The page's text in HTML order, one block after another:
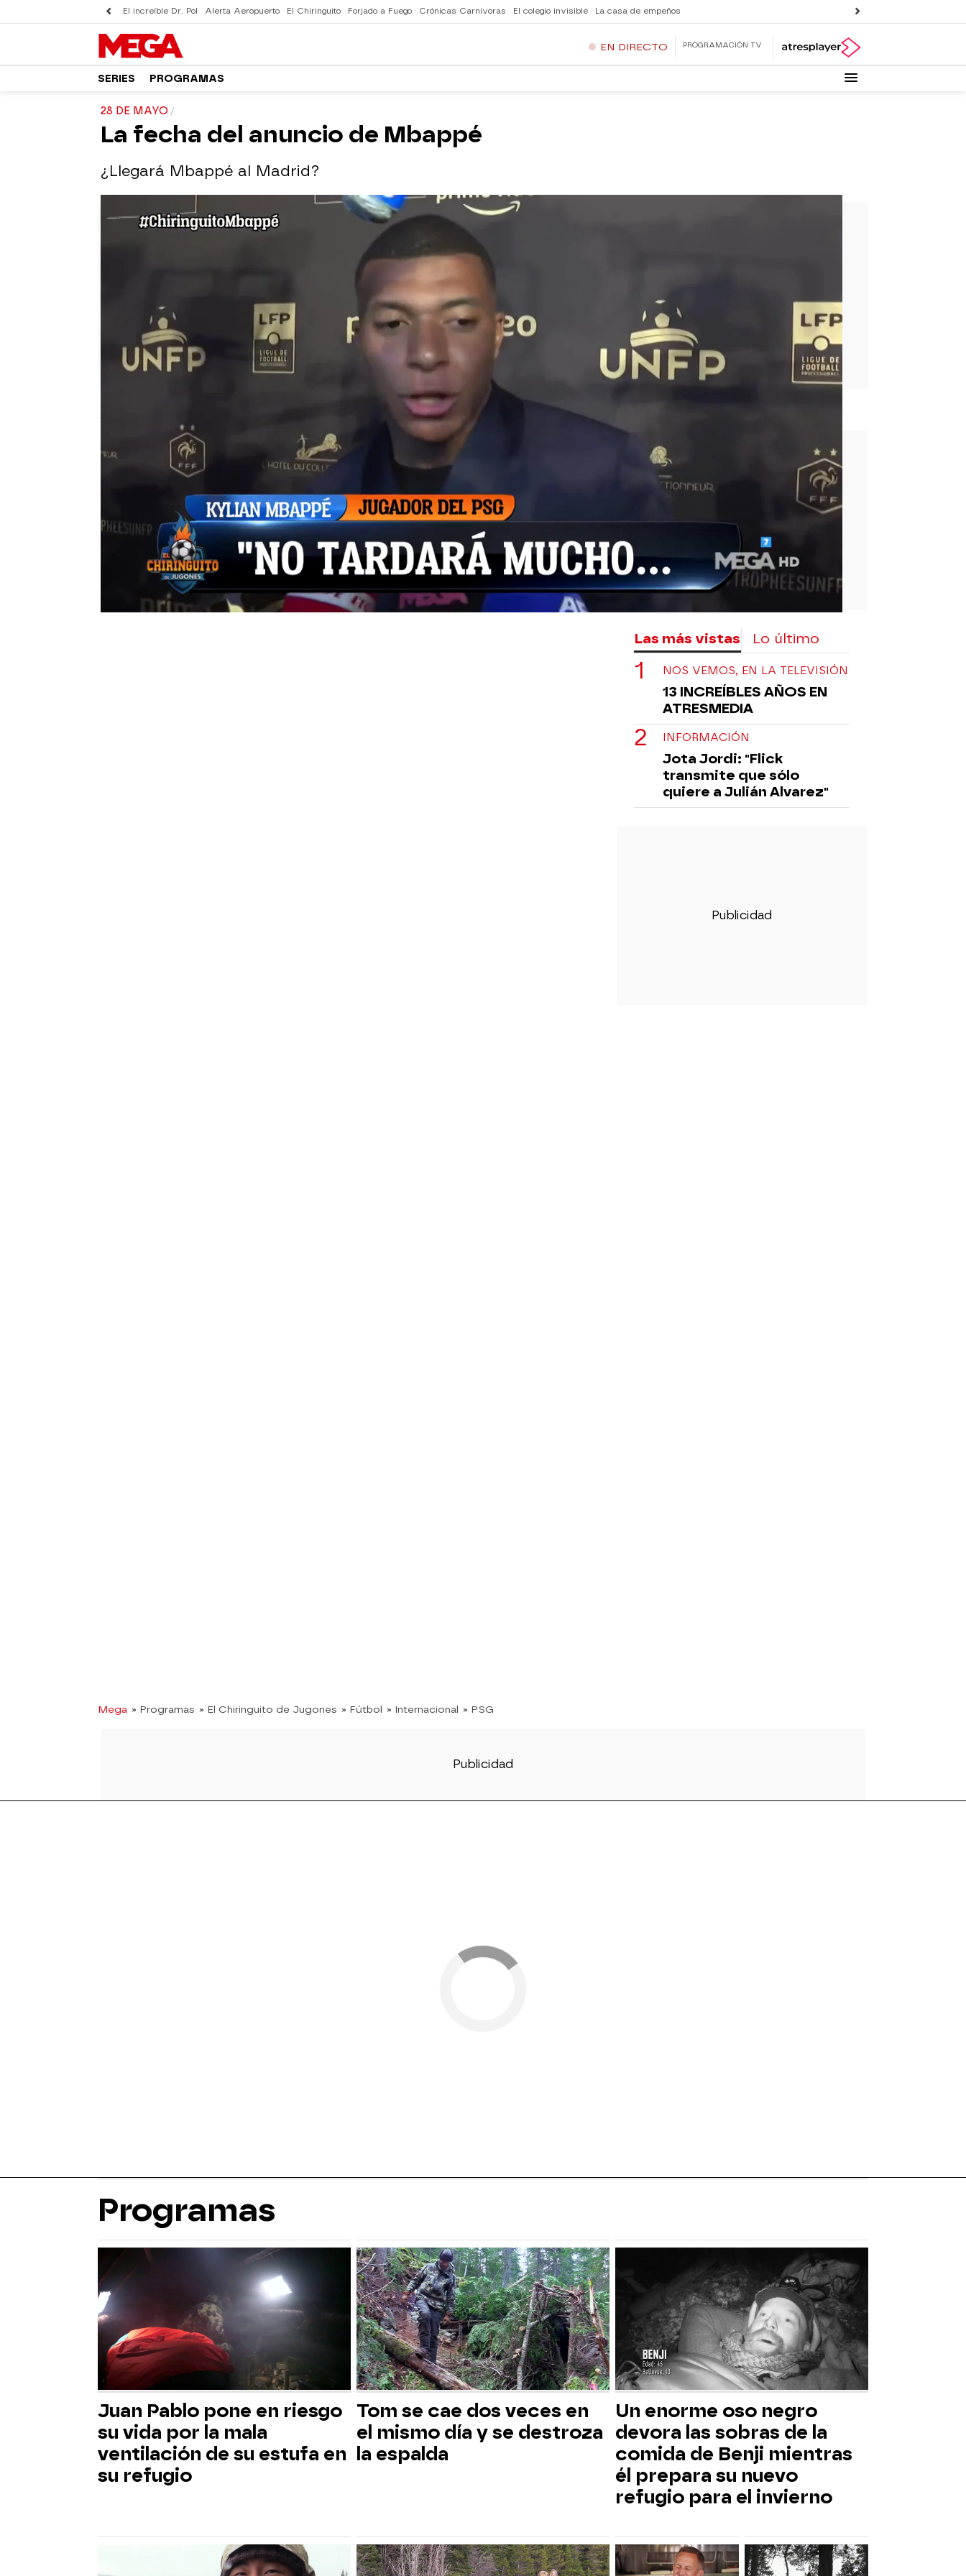
El increíble Dr. Pol Alerta Aeropuerto El Chiringuito Forjado a Fuego Crónicas Carnívoras El colegio invisible La casa de empeños
EN DIRECTO PROGRAMACIÓN TV
SERIES PROGRAMAS
28 DE MAYO
La fecha del anuncio de Mbappé
¿Llegará Mbappé al Madrid?
El Chiringuito
Madrid
Actualizado:16 de mayo de 2022, 06:00
16 de mayo de 2022, 01:36
El fichaje de Mbappé por el Real Madrid parece cada vez más
cerca. El jugador del PSG dice no haber tomado una decisión
sobre su futuro, pero que la anunciará muy pronto.
El Chiringuito de Jugones
Mega » Programas » El Chiringuito de Jugones » Fútbol » Internacional » PSG
Las más vistas Lo último
NOS VEMOS, EN LA TELEVISIÓN
13 INCREÍBLES AÑOS EN
ATRESMEDIA
INFORMACIÓN
Jota Jordi: "Flick
transmite que sólo
quiere a Julián Alvarez"
Programas
Juan Pablo pone en riesgo
su vida por la mala
ventilación de su estufa en
su refugio
Tom se cae dos veces en
el mismo día y se destroza
la espalda
Un enorme oso negro
devora las sobras de la
comida de Benji mientras
él prepara su nuevo
refugio para el invierno